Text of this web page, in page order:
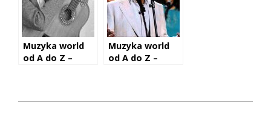
Muzyka world
od A do Z –
Muzyka world
od A do Z –